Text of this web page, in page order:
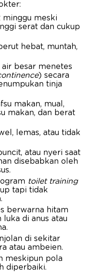
minggu meski
serat dan cukup
hebat, muntah,
besar menetes
) secara
tinja
makan, mual,
makan, dan berat
lemas, atau tidak
atau nyeri saat
disebabkan oleh
toilet training
tapi tidak
berwarna hitam
luka di anus atau
di sekitar
atau ambeien.
meskipun pola
diperbaiki.